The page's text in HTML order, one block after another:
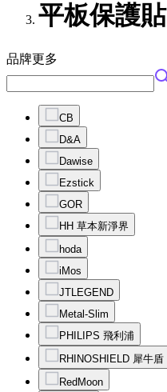
平板保護貼
品牌更多
CB
D&A
Dawise
Ezstick
GOR
HH 草本新淨界
hoda
iMos
JTLEGEND
Metal-Slim
PHILIPS 飛利浦
RHINOSHIELD 犀牛盾
RedMoon